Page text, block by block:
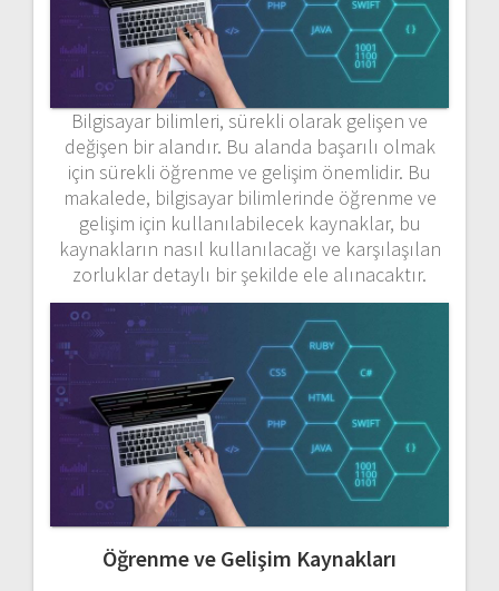
Bilgisayar bilimleri, sürekli olarak gelişen ve
değişen bir alandır. Bu alanda başarılı olmak
için sürekli öğrenme ve gelişim önemlidir. Bu
makalede, bilgisayar bilimlerinde öğrenme ve
gelişim için kullanılabilecek kaynaklar, bu
kaynakların nasıl kullanılacağı ve karşılaşılan
zorluklar detaylı bir şekilde ele alınacaktır.
Öğrenme ve Gelişim Kaynakları